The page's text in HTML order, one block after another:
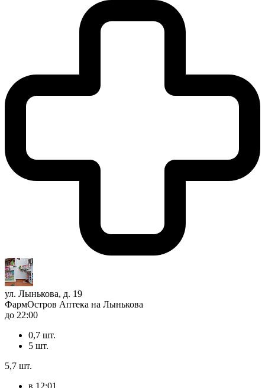
ул. Лынькова, д. 19
ФармОстров Аптека на Лынькова
до 22:00
0,7 шт.
5 шт.
5,7 шт.
в 12:01